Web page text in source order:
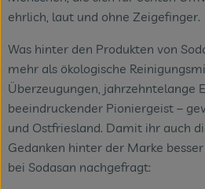
ehrlich, laut und ohne Zeigefinger.
Was hinter den Produkten von
mehr als ökologische
Überzeugungen, jahrzehntelange
beeindruckender Pioniergeist –
und Ostfriesland. Damit ihr auch
Gedanken hinter der Marke
bei Sodasan nachgefragt: